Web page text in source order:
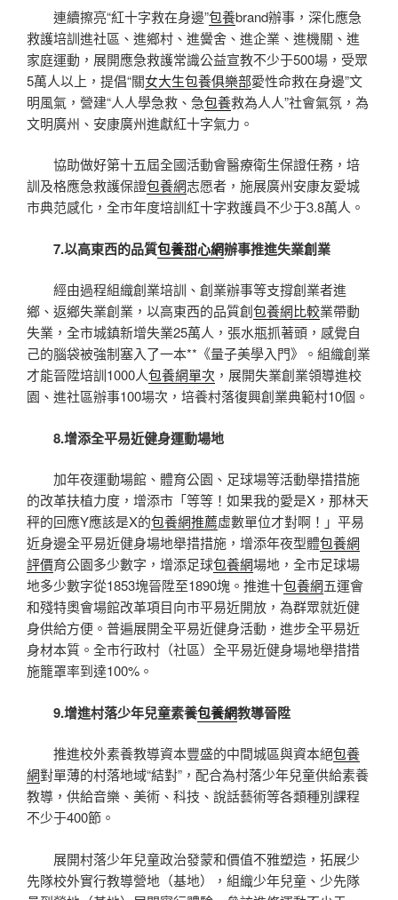
連續擦亮“紅十字救在身邊”包養brand辦事，深化應急
救護培訓進社區、進鄉村、進黌舍、進企業、進機關、進
家庭運動，展開應急救護常識公益宣教不少于500場，受眾
5萬人以上，提倡“關女大生包養俱樂部愛性命救在身邊”文
明風氣，營建“人人學急救、急包養救為人人”社會氣氛，為
文明廣州、安康廣州進獻紅十字氣力。
協助做好第十五屆全國活動會醫療衛生保證任務，培
訓及格應急救護保證包養網志愿者，施展廣州安康友愛城
市典范感化，全市年度培訓紅十字救護員不少于3.8萬人。
7.以高東西的品質包養甜心網辦事推進失業創業
經由過程組織創業培訓、創業辦事等支撐創業者進
鄉、返鄉失業創業，以高東西的品質創包養網比較業帶動
失業，全市城鎮新增失業25萬人，張水瓶抓著頭，感覺自
己的腦袋被強制塞入了一本**《量子美學入門》。組織創業
才能晉陞培訓1000人包養網單次 ，展開失業創業領導進校
園、進社區辦事100場次，培養村落復興創業典範村10個。
8.增添全平易近健身運動場地
加年夜運動場館、體育公園、足球場等活動舉措措施
的改革扶植力度，增添市「等等！如果我的愛是X，那林天
秤的回應Y應該是X的包養網推薦虛數單位才對啊！」平易
近身邊全平易近健身場地舉措措施，增添年夜型體包養網
評價育公園多少數字，增添足球包養網場地，全市足球場
地多少數字從1853塊晉陞至1890塊。推進十包養網五運會
和殘特奧會場館改革項目向市平易近開放，為群眾就近健
身供給方便。普遍展開全平易近健身活動，進步全平易近
身材本質。全市行政村（社區）全平易近健身場地舉措措
施籠罩率到達100%。
9.增進村落少年兒童素養包養網教導晉陞
推進校外素養教導資本豐盛的中間城區與資本絕包養
網對單薄的村落地域“結對”，配合為村落少年兒童供給素養
教導，供給音樂、美術、科技、說話藝術等各類種別課程
不少于400節。
展開村落少年兒童政治發蒙和價值不雅塑造，拓展少
先隊校外實行教導營地（基地），組織少年兒童、少先隊